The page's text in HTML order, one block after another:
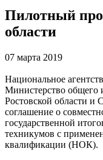
Пилотный
области
07 марта 2019
Национальное
Министерство общего
Ростовской области и
соглашение о
государственной
техникумов с
квалификации (НОК).